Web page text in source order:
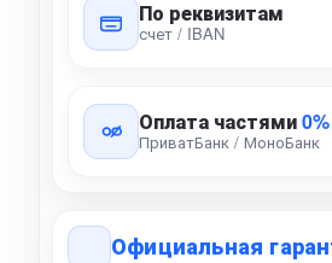
По реквизитам
счет / IBAN
Оплата частями0%
ПриватБанк / МоноБанк
Официальная